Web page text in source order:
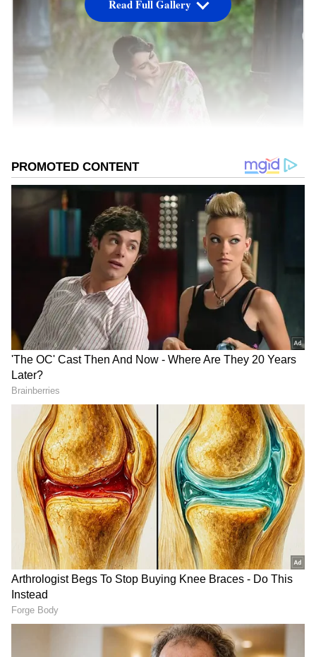
ರ್ಯಾಪಿಡ್ ರಶ್ಮಿ ನಡೆಸುವ ಜಸ್ಟ್‌ ಕ್ಯೂರಿಯಸ್‌
ಕಾರ್ಯಕ್ರಮದಲ್ಲಿ ದೊಡ್ಡಮನೆ ಮೊಮ್ಮಗಳು, ಸ್ಟಾರ್ ನಟಿ
ಧನ್ಯಾ ರಾಮ್‌ಕುಮಾರ್ ಮಾತನಾಡಿದ್ದಾರೆ.
ಸಮಗ್ರ ಸುದ್ದಿ ಮೂಲವನ್ನಾಗಿ asianet suvarna news ಅನ್ನು
ಆಯ್ಕೆ ಮಾಡಿಕೊಳ್ಳಿ
2
7
Read Full Gallery